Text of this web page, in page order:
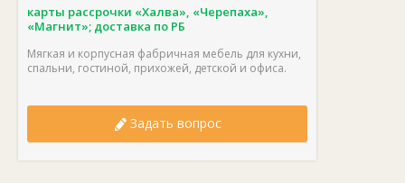
карты рассрочки «Халва», «Черепаха»,
«Магнит»; доставка по РБ
Мягкая и корпусная фабричная мебель для кухни,
спальни, гостиной, прихожей, детской и офиса.
Задать вопрос